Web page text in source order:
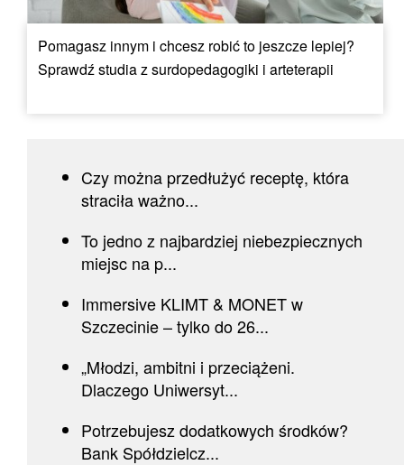
Pomagasz innym i chcesz robić to jeszcze lepiej?
Sprawdź studia z surdopedagogiki i arteterapii
Czy można przedłużyć receptę, która
straciła ważno...
To jedno z najbardziej niebezpiecznych
miejsc na p...
Immersive KLIMT & MONET w
Szczecinie – tylko do 26...
„Młodzi, ambitni i przeciążeni.
Dlaczego Uniwersyt...
Potrzebujesz dodatkowych środków?
Bank Spółdzielcz...